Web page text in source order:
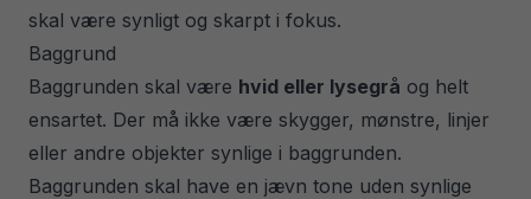
skal være synligt og skarpt i fokus.
Baggrund
Baggrunden skal være hvid eller lysegrå og helt
ensartet. Der må ikke være skygger, mønstre, linjer
eller andre objekter synlige i baggrunden.
Baggrunden skal have en jævn tone uden synlige